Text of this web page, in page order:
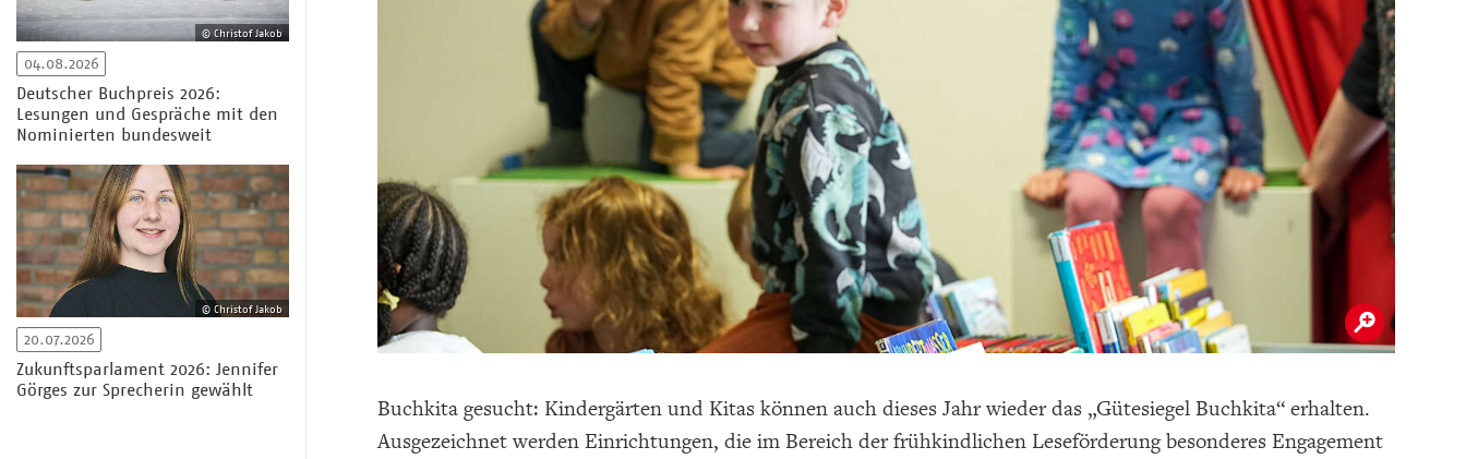
Buchkita gesucht: Kindergärten und Kitas können auch dieses Jahr wieder das „Gütesiegel Buchkita“ erhalten.
Ausgezeichnet werden Einrichtungen, die im Bereich der frühkindlichen Leseförderung besonderes Engagement
© Christof Jakob
04.08.2026
Deutscher Buchpreis 2026:
Lesungen und Gespräche mit den
Nominierten bundesweit
© Christof Jakob
20.07.2026
Zukunftsparlament 2026: Jennifer
Görges zur Sprecherin gewählt